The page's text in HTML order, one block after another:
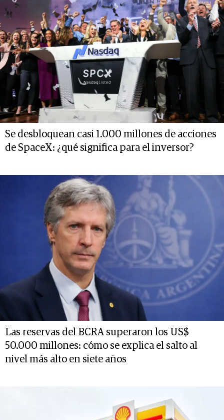
Se desbloquean casi 1.000 millones de acciones
de SpaceX: ¿qué significa para el inversor?
Las reservas del BCRA superaron los US$
50.000 millones: cómo se explica el salto al
nivel más alto en siete años